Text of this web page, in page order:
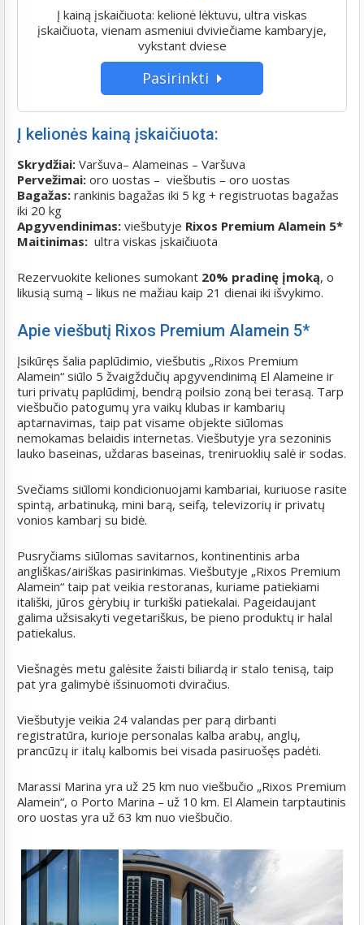
Į kainą įskaičiuota: kelionė lėktuvu, ultra viskas
įskaičiuota, vienam asmeniui dviviečiame kambaryje,
vykstant dviese
Pasirinkti
Į kelionės kainą įskaičiuota:
Skrydžiai: Varšuva– Alameinas – Varšuva
Pervežimai: oro uostas – viešbutis – oro uostas
Bagažas: rankinis bagažas iki 5 kg + registruotas bagažas
iki 20 kg
Apgyvendinimas: viešbutyje Rixos Premium Alamein 5*
Maitinimas: ultra viskas įskaičiuota
Rezervuokite keliones sumokant 20% pradinę įmoką, o
likusią sumą – likus ne mažiau kaip 21 dienai iki išvykimo.
Apie viešbutį Rixos Premium Alamein 5*
Įsikūręs šalia paplūdimio, viešbutis „Rixos Premium
Alamein“ siūlo 5 žvaigždučių apgyvendinimą El Alameine ir
turi privatų paplūdimį, bendrą poilsio zoną bei terasą. Tarp
viešbučio patogumų yra vaikų klubas ir kambarių
aptarnavimas, taip pat visame objekte siūlomas
nemokamas belaidis internetas. Viešbutyje yra sezoninis
lauko baseinas, uždaras baseinas, treniruoklių salė ir sodas.
Svečiams siūlomi kondicionuojami kambariai, kuriuose rasite
spintą, arbatinuką, mini barą, seifą, televizorių ir privatų
vonios kambarį su bidė.
Pusryčiams siūlomas savitarnos, kontinentinis arba
angliškas/airiškas pasirinkimas. Viešbutyje „Rixos Premium
Alamein“ taip pat veikia restoranas, kuriame patiekiami
itališki, jūros gėrybių ir turkiški patiekalai. Pageidaujant
galima užsisakyti vegetariškus, be pieno produktų ir halal
patiekalus.
Viešnagės metu galėsite žaisti biliardą ir stalo tenisą, taip
pat yra galimybė išsinuomoti dviračius.
Viešbutyje veikia 24 valandas per parą dirbanti
registratūra, kurioje personalas kalba arabų, anglų,
prancūzų ir italų kalbomis bei visada pasiruošęs padėti.
Marassi Marina yra už 25 km nuo viešbučio „Rixos Premium
Alamein“, o Porto Marina – už 10 km. El Alamein tarptautinis
oro uostas yra už 63 km nuo viešbučio.